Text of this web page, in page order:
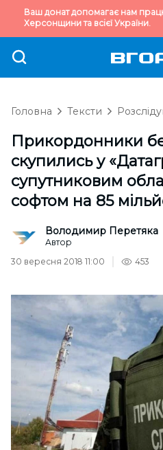
Ваш донат допомагає нам
Херсонщини та всієї України.
Головна Тексти
Прикордонники
скупились у
супутниковим
софтом на 85
Володимир Перетяка
Автор
30 вересня 2018 11:00
453